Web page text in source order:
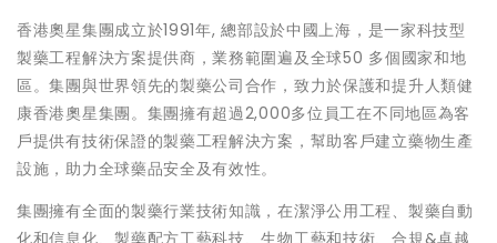
香港奧星集團成立於1991年, 總部設於中國上海，是一家科技型
製藥工程解決方案提供商，業務範圍遍及全球50 多個國家和地
區。集團與世界領先的製藥公司合作，致力於保護和提升人類健
康香港奧星集團。集團擁有超過2,000多位員工在不同地區為客
戶提供有技術保證的製藥工程解決方案，幫助客戶建立藥物生產
設施，助力全球藥品安全及有效性。
集團擁有全面的製藥行業技術知識，在潔淨公用工程、製藥自動
化和信息化、製藥配方工藝科技、生物工藝和技術、合規&卓越